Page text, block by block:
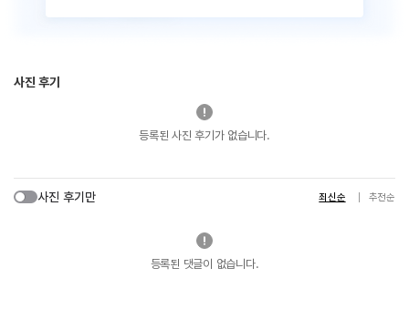
사진 후기
등록된 사진 후기가 없습니다.
사진 후기만 최신순 추천순
등록된 댓글이 없습니다.